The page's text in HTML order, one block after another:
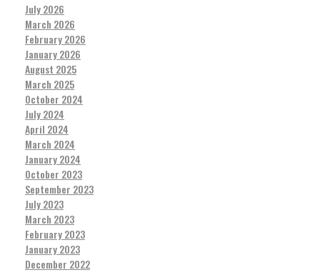
July 2026
March 2026
February 2026
January 2026
August 2025
March 2025
October 2024
July 2024
April 2024
March 2024
January 2024
October 2023
September 2023
July 2023
March 2023
February 2023
January 2023
December 2022